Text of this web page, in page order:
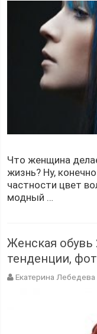
Что женщина
жизнь? Ну,
частности цвет
модный …
Женская обувь
тенденции,
Екатерина Лебедева